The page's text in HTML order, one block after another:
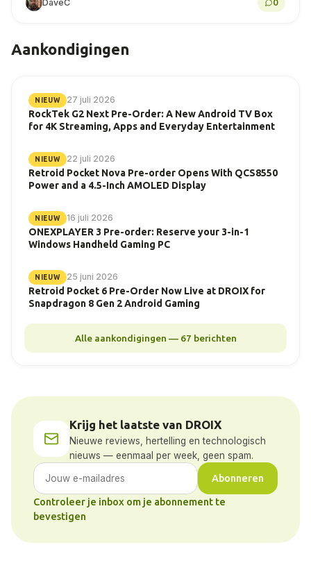
DaveC 0
Aankondigingen
NIEUW 27 juli 2026
RockTek G2 Next Pre-Order: A New Android TV Box
for 4K Streaming, Apps and Everyday Entertainment
NIEUW 22 juli 2026
Retroid Pocket Nova Pre-order Opens With QCS8550
Power and a 4.5-Inch AMOLED Display
NIEUW 16 juli 2026
ONEXPLAYER 3 Pre-order: Reserve your 3-in-1
Windows Handheld Gaming PC
NIEUW 25 juni 2026
Retroid Pocket 6 Pre-Order Now Live at DROIX for
Snapdragon 8 Gen 2 Android Gaming
Alle aankondigingen — 67 berichten
Krijg het laatste van DROIX
Nieuwe reviews, hertelling en technologisch
nieuws — eenmaal per week, geen spam.
Abonneren
Controleer je inbox om je abonnement te
bevestigen